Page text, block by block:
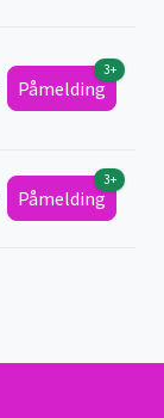
Påmelding
3+
Påmelding
3+